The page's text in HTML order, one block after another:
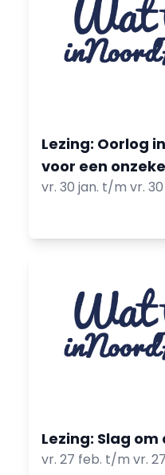
Lezing: Oorlog
voor een
vr. 30 jan. t/m vr. 30
Lezing: Slag
vr. 27 feb. t/m vr.